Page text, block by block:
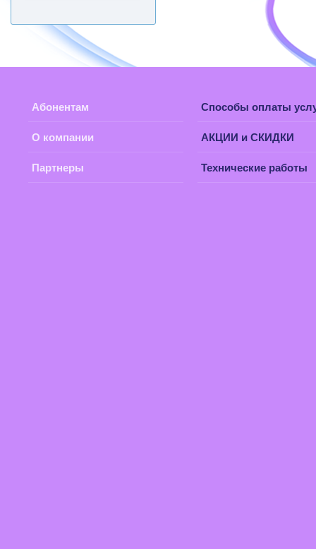
Абонентам
О компании
Партнеры
Способы оплаты
АКЦИИ и СКИДКИ
Технические работы